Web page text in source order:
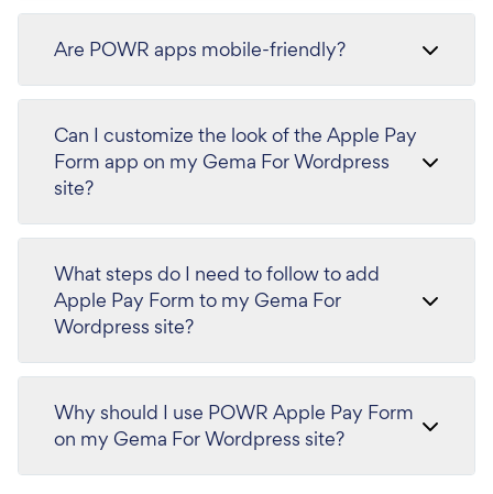
Are POWR apps mobile-friendly?
Can I customize the look of the Apple Pay
Form app on my Gema For Wordpress
site?
What steps do I need to follow to add
Apple Pay Form to my Gema For
Wordpress site?
Why should I use POWR Apple Pay Form
on my Gema For Wordpress site?